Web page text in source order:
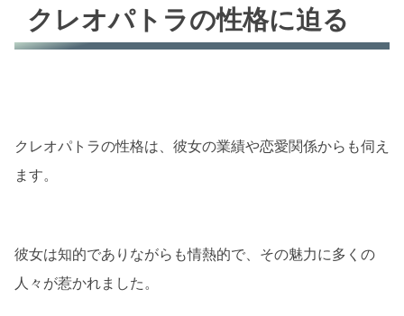
クレオパトラの性格に迫る
クレオパトラの性格は、彼女の業績や恋愛関係からも伺え
ます。
彼女は知的でありながらも情熱的で、その魅力に多くの
人々が惹かれました。